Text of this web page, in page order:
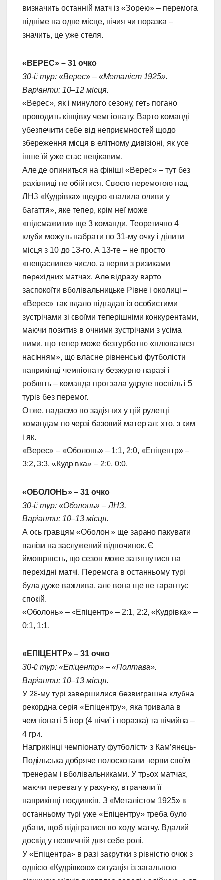
визначить останній матч із «Зорею» – перемога
підніме на одне місце, нічия чи поразка –
значить, це уже стеля.
«ВЕРЕС» – 31 очко
30-й тур: «Верес» – «Металіст 1925».
Варіанти: 10–12 місця.
«Верес», як і минулого сезону, геть погано
проводить кінцівку чемпіонату. Варто команді
убезпечити себе від неприємностей щодо
збереження місця в елітному дивізіоні, як усе
інше їй уже стає нецікавим.
Але де опиниться на фініші «Верес» – тут без
рахівниці не обійтися. Своєю перемогою над
ЛНЗ «Кудрівка» щедро «налила оливи у
багаття», яке тепер, крім неї може
«підсмажити» ще 3 команди. Теоретично 4
клуби можуть набрати по 31-му очку і ділити
місця з 10 до 13-го. А 13-те – не просто
«нещасливе» число, а нерви з ризиками
перехідних матчах. Але відразу варто
заспокоїти вболівальницьке Рівне і околиці –
«Верес» так вдало підгадав із особистими
зустрічами зі своїми теперішніми конкурентами,
маючи позитив в очними зустрічами з усіма
ними, що тепер може безтурботно «плюватися
насінням», що власне рівненські футболісти
наприкінці чемпіонату безжурно наразі і
роблять – команда програла удруге поспіль і 5
турів без перемог.
Отже, надаємо по задіяних у цій рулетці
командам по черзі базовий матеріал: хто, з ким
і як.
«Верес» – «Оболонь» – 1:1, 2:0, «Епіцентр» –
3:2, 3:3, «Кудрівка» – 2:0, 0:0.
«ОБОЛОНЬ» – 31 очко
30-й тур: «Оболонь» – ЛНЗ.
Варіанти: 10–13 місця.
А ось гравцям «Оболоні» ще зарано пакувати
валізи на заслужений відпочинок. Є
ймовірність, що сезон може затягнутися на
перехідні матчі. Перемога в останньому турі
була дуже важлива, але вона ще не гарантує
спокій.
«Оболонь» – «Епіцентр» – 2:1, 2:2, «Кудрівка» –
0:1, 1:1.
«ЕПІЦЕНТР» – 31 очко
30-й тур: «Епіцентр» – «Полтава».
Варіанти: 10–13 місця.
У 28-му турі завершилися безвиграшна клубна
рекордна серія «Епіцентру», яка тривала в
чемпіонаті 5 ігор (4 нічиї і поразка) та нічийна –
4 гри.
Наприкінці чемпіонату футболісти з Кам’янець-
Подільська добряче полоскотали нерви своїм
тренерам і вболівальниками. У трьох матчах,
маючи перевагу у рахунку, втрачали її
наприкінці поєдинків. З «Металістом 1925» в
останньому турі уже «Епіцентру» треба було
дбати, щоб відігратися по ходу матчу. Вдалий
досвід у незвичній для себе ролі.
У «Епіцентра» в разі закрутки з рівністю очок з
однією «Кудрівкою» ситуація із загальною